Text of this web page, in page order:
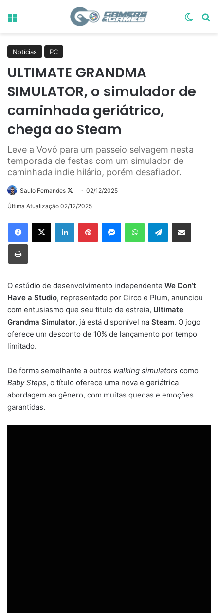
Menu
Notícias PC
ULTIMATE GRANDMA
SIMULATOR, o simulador de
caminhada geriátrico,
chega ao Steam
Leve a Vovó para um passeio selvagem nesta
temporada de festas com um simulador de
caminhada indie hilário, porém desafiador.
Saulo Fernandes
Follow
on
02/12/2025
Última Atualização 02/12/2025
LinkedinPinterestMessengerWhatsAppTelegramCompartilhar via e-mail
Imprimir
O estúdio de desenvolvimento independente We Don’t
Have a Studio, representado por Circo e Plum, anunciou
com entusiasmo que seu título de estreia, Ultimate
Grandma Simulator, já está disponível na Steam. O jogo
oferece um desconto de 10% de lançamento por tempo
limitado.
De forma semelhante a outros walking simulators como
Baby Steps, o título oferece uma nova e geriátrica
abordagem ao gênero, com muitas quedas e emoções
garantidas.